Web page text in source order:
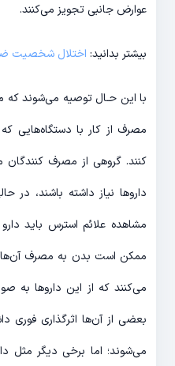
عوارض جانبی تجویز می‌کنند.
بیشتر بدانید: اختلال شخصیت
با این حـال توصیه می‌شوند که
مصرف از کار با دستگاه‌هایی
کنند. گروهی از مصرف
داروها نیاز داشته باشند،
مشاهده علائم استرس باید
ممکن است بدن به مصرف آن‌ها
می‌کنند که از این داروها به
بعضی از آن‌ها اثرگذاری فوری
می‌شوند؛ اما برخی دیگر مثل